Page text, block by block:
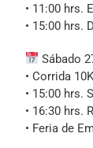
• 11:00 hrs.
• 15:00 hrs.
Sábado
• Corrida
• 15:00 hrs.
• 16:30 hrs.
• Feria de